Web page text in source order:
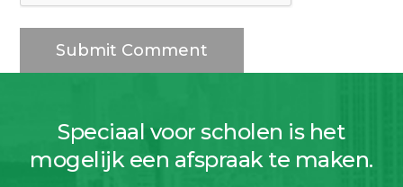
Speciaal voor scholen is het
mogelijk een afspraak te maken.